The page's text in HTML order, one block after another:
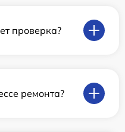
проверка?
ремонта?